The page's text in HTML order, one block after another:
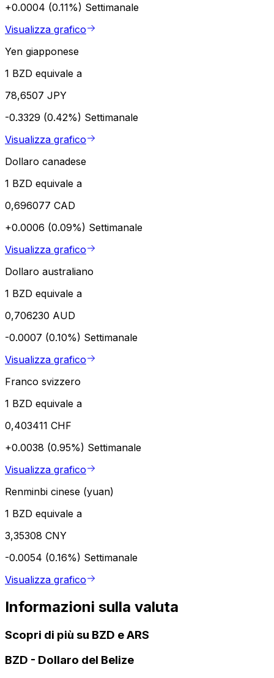
+0.0004 (0.11%) Settimanale
Visualizza grafico
Yen giapponese
1 BZD equivale a
78,6507 JPY
-0.3329 (0.42%) Settimanale
Visualizza grafico
Dollaro canadese
1 BZD equivale a
0,696077 CAD
+0.0006 (0.09%) Settimanale
Visualizza grafico
Dollaro australiano
1 BZD equivale a
0,706230 AUD
-0.0007 (0.10%) Settimanale
Visualizza grafico
Franco svizzero
1 BZD equivale a
0,403411 CHF
+0.0038 (0.95%) Settimanale
Visualizza grafico
Renminbi cinese (yuan)
1 BZD equivale a
3,35308 CNY
-0.0054 (0.16%) Settimanale
Visualizza grafico
Informazioni sulla valuta
Scopri di più su BZD e ARS
BZD - Dollaro del Belize